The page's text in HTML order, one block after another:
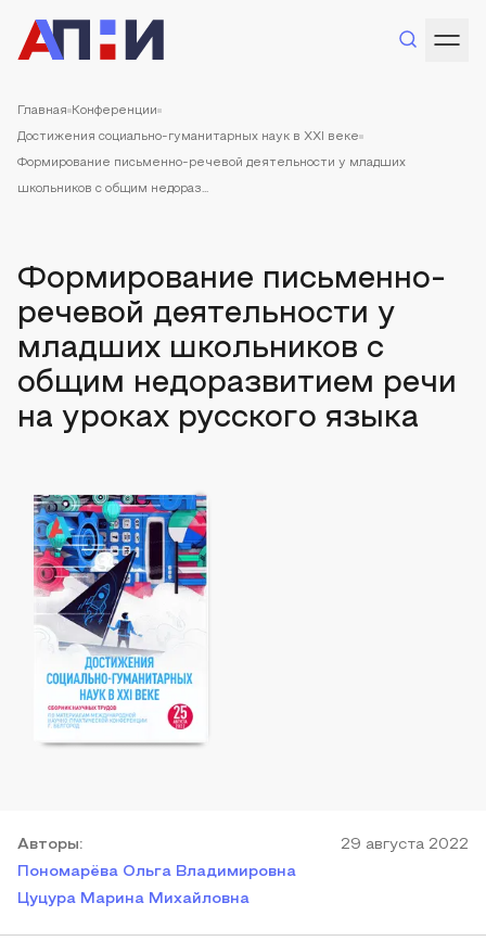
Главная Конференции
Достижения социально-гуманитарных наук в XXI веке
Формирование письменно-речевой деятельности у младших
школьников с общим недораз...
Формирование письменно-
речевой деятельности у
младших школьников с
общим недоразвитием речи
на уроках русского языка
Авторы:
Пономарёва Ольга Владимировна
Цуцура Марина Михайловна
29 августа 2022